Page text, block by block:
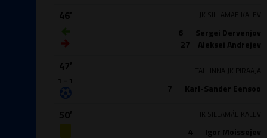
46′
6
Sergei Dervenjov
27
Aleksei Andrejev
JK SILLAMÄE KALEV
47′
1 - 1
7 Karl-Sander Eensoo
TALLINNA JK PIRAAJA
50′
4 Igor Moissejev
JK SILLAMÄE KALEV